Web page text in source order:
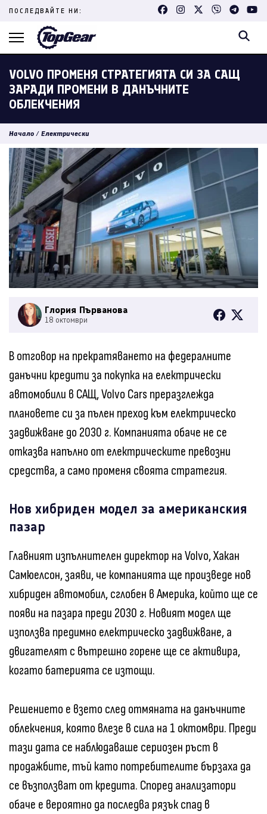
Skip
content
ПОСЛЕДВАЙТЕ НИ:
VOLVO ПРОМЕНЯ СТРАТЕГИЯТА СИ ЗА САЩ
ЗАРАДИ ПРОМЕНИ В ДАНЪЧНИТЕ
ОБЛЕКЧЕНИЯ
Начало / Електрически
Глория Първанова
18 октомври
В отговор на прекратяването на федералните
данъчни кредити за покупка на електрически
автомобили в САЩ, Volvo Cars преразглежда
плановете си за пълен преход към електрическо
задвижване до 2030 г. Компанията обаче не се
отказва напълно от електрическите превозни
средства, а само променя своята стратегия.
Нов хибриден модел за американския
пазар
Главният изпълнителен директор на Volvo, Хакан
Самюелсон, заяви, че компанията ще произведе нов
хибриден автомобил, сглобен в Америка, който ще се
появи на пазара преди 2030 г. Новият модел ще
използва предимно електрическо задвижване, а
двигателят с вътрешно горене ще се активира,
когато батерията се изтощи.
Решението е взето след отмяната на данъчните
облекчения, която влезе в сила на 1 октомври. Преди
тази дата се наблюдаваше сериозен ръст в
продажбите, тъй като потребителите бързаха да
се възползват от кредита. Според анализатори
обаче е вероятно да последва рязък спад в